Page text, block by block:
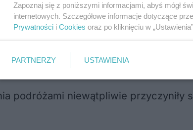
kierunki
na lotnisku trwa już od kilku
statystyki za kwiecień i maj były
podróżami niewątpliwie przyczyniły
Zapoznaj się z poniższymi informacjami, abyś mógł
internetowych. Szczegółowe informacje dotyczące
Prywatności i Cookies oraz po kliknięciu w
PARTNERZY USTAWIENIA